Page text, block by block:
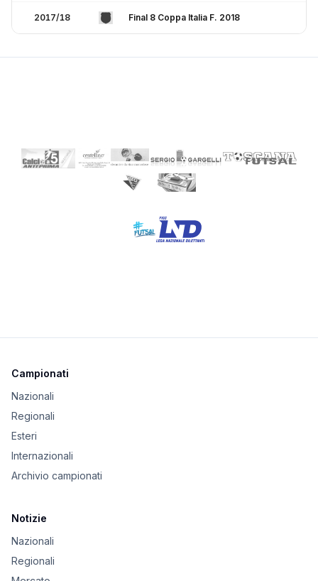
2017/18 Final 8 Coppa Italia F. 2018
Campionati
Nazionali
Regionali
Esteri
Internazionali
Archivio campionati
Notizie
Nazionali
Regionali